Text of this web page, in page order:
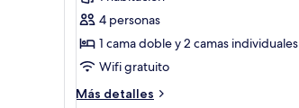
Habitación
familiar
(4
adultes)
4 personas
1 cama doble y 2 camas individuales
Wifi gratuito
Más detalles
Más